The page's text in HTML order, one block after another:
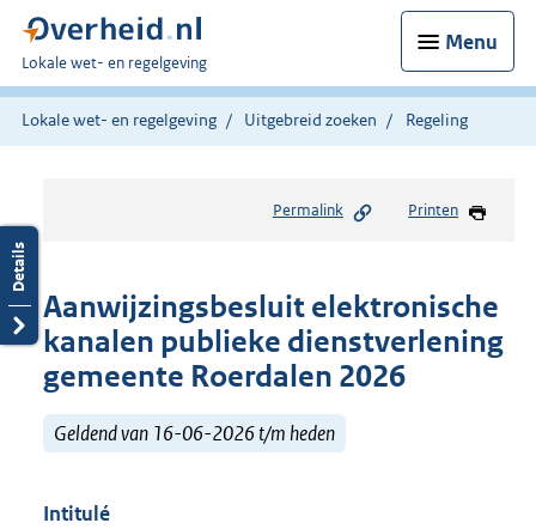
Menu
U
bent
hier:
Lokale wet- en regelgeving
Lokale wet- en regelgeving Uitgebreid zoeken Regeling
Permalink Printen
Aanwijzingsbesluit elektronische
kanalen publieke dienstverlening
gemeente Roerdalen 2026
Geldend van 16-06-2026 t/m heden
Intitulé